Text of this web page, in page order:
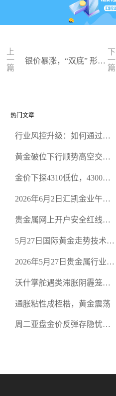
上
一
篇
银价暴涨，“双底” 形态
下
一
篇
热门文章
行业风控升级：如何通过正
规黄金开户交易平台？
黄金破位下行顺势高空交易
金价下探4310低位，4300关
2026年6月2日汇凯金业午盘
空头清算算法如何布防？
贵金属网上开户安全红线：
恶意洗盘陷阱
5月27日国际黄金走势技术盘
规黄金平台全方位行情解析
2026年5月27日贵金属行业新
正规贵金属开户平台迎开户
热潮
沃什掌舵遇类滞胀阴霾笼
通胀粘性成桎梏，黄金震荡
周二亚盘金价反弹存隐忧，